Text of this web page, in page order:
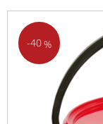
40%